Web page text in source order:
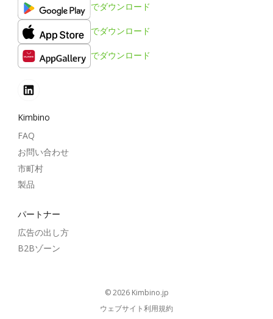
でダウンロード
でダウンロード
でダウンロード
Kimbino
FAQ
お問い合わせ
市町村
製品
パートナー
広告の出し方
B2Bゾーン
© 2026 kimbino.jp
ウェブサイト利用規約